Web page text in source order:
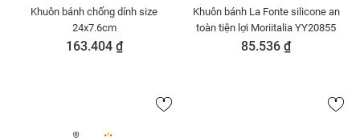
Khuôn bánh chống dính size
24x7.6cm
163.404 ₫
Khuôn bánh La Fonte silicone an
toàn tiện lợi Moriitalia YY20855
85.536 ₫